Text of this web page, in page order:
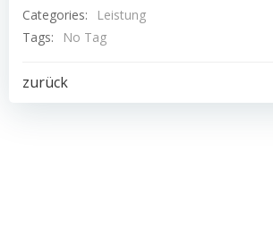
Categories:
Leistung
Tags:
No Tag
Post
zurück
Post